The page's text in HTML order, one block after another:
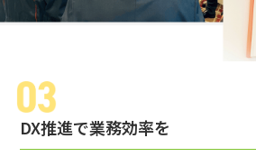
DX推進で業務効率を